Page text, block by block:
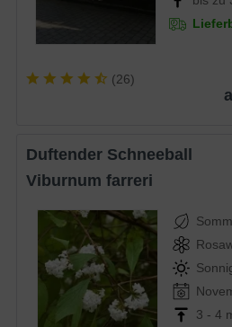
(26)
Duftender Schneeball
Viburnum farreri
3 - 4